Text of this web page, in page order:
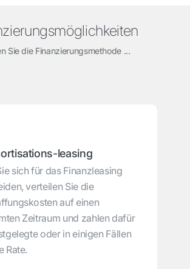
Sie die Finanzierungsmethode ...
leasing
sich für das Finanzleasing
verteilen Sie die
auf einen
Zeitraum und zahlen dafür
oder in einigen Fällen
Rate.